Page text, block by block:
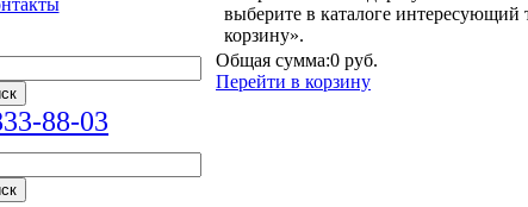
88-03
выберите в каталоге
корзину».
Общая сумма:0 руб.
Перейти в корзину